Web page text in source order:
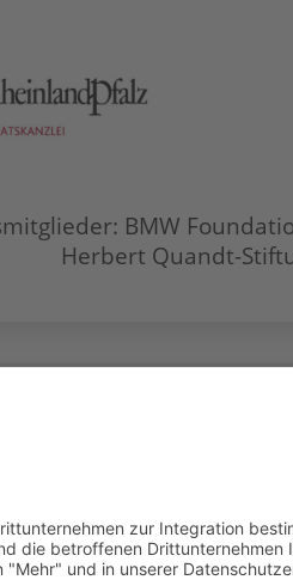
BMW
Herbert Quandt-
COOKIE-